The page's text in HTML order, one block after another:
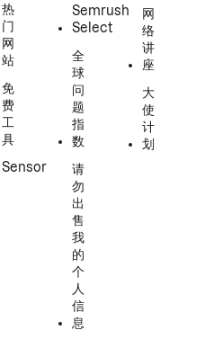
热
门
网
站
免
费
工
具
Sensor
Semrush
Select
全
球
问
题
指
数
请
勿
出
售
我
的
个
人
信
息
网
络
讲
座
大
使
计
划